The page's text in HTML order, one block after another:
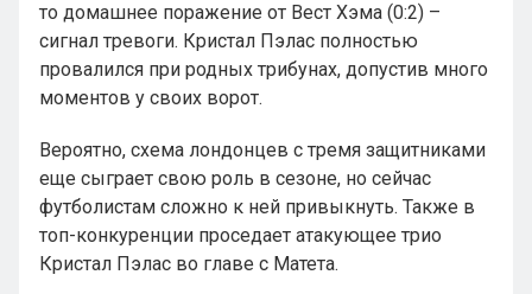
то домашнее поражение от Вест Хэма (0:2) –
сигнал тревоги. Кристал Пэлас полностью
провалился при родных трибунах, допустив много
моментов у своих ворот.
Вероятно, схема лондонцев с тремя защитниками
еще сыграет свою роль в сезоне, но сейчас
футболистам сложно к ней привыкнуть. Также в
топ-конкуренции проседает атакующее трио
Кристал Пэлас во главе с Матета.